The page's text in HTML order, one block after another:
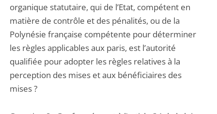
organique statutaire, qui de l’Etat, compétent en
matière de contrôle et des pénalités, ou de la
Polynésie française compétente pour déterminer
les règles applicables aux paris, est l’autorité
qualifiée pour adopter les règles relatives à la
perception des mises et aux bénéficiaires des
mises ?